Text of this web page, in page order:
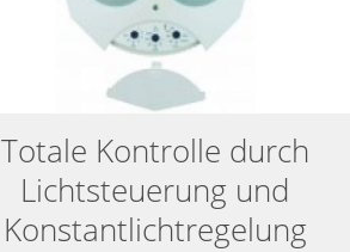
Totale Kontrolle durch
Lichtsteuerung und
Konstantlichtregelung